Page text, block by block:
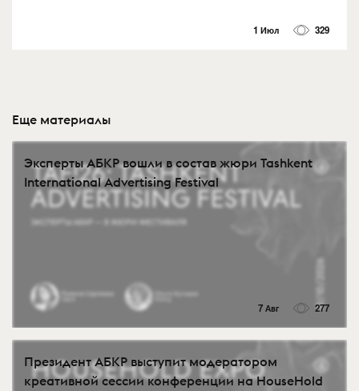
1 Июл 329
Еще материалы
Эксперты АБКР вошли в состав жюри Tashkent
International Advertising Festival
7 Авг 277
Президент АБКР выступит модератором
креативной сессии конференции на HouseHold